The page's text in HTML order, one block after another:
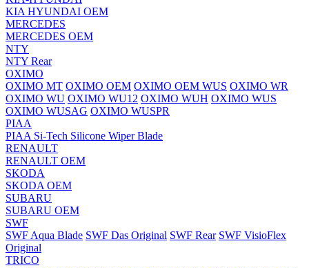
KIA HYUNDAI OEM
MERCEDES
MERCEDES OEM
NTY
NTY Rear
OXIMO
OXIMO MT OXIMO OEM OXIMO OEM WUS OXIMO WR
OXIMO WU OXIMO WU12 OXIMO WUH OXIMO WUS
OXIMO WUSAG OXIMO WUSPR
PIAA
PIAA Si-Tech Silicone Wiper Blade
RENAULT
RENAULT OEM
SKODA
SKODA OEM
SUBARU
SUBARU OEM
SWF
SWF Aqua Blade SWF Das Original SWF Rear SWF VisioFlex
Original
TRICO